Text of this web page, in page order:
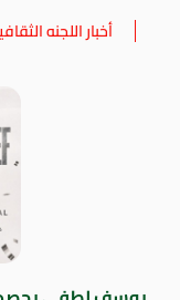
أخبار اللجنه